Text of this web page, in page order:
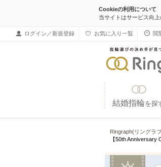
Cookieの利用について
当サイトはサービス向
ログイン／新規登録 お気に入り一覧 閲
結婚指輪を探
Ringraph(リングラ
【50th Anniversary